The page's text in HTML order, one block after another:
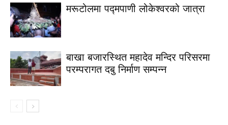
मरूटोलमा पद्मपाणी लोकेश्वरको जात्रा
बाखा बजारस्थित महादेव मन्दिर परिसरमा
परम्परागत दबु निर्माण सम्पन्न